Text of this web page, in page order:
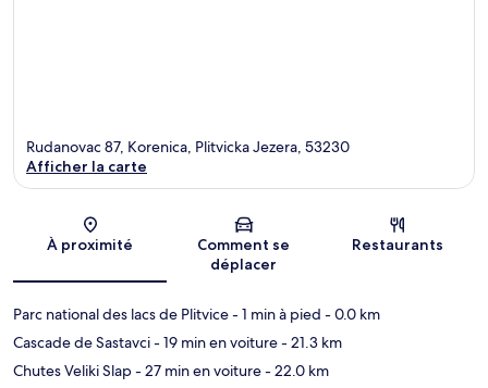
Carte
Rudanovac 87, Korenica, Plitvicka Jezera, 53230
Afficher la carte
À proximité
Comment se
déplacer
Restaurants
Parc national des lacs de Plitvice- 1 min à pied - 0.0 km
Cascade de Sastavci- 19 min en voiture- 21.3 km
Chutes Veliki Slap- 27 min en voiture- 22.0 km